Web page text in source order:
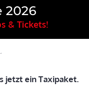
2026
& Tickets!
jetzt ein Taxipaket.